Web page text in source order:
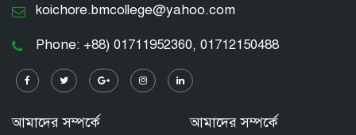
koichore.bmcollege@yahoo.com
Phone: +88) 01711952360, 01712150488
আমাদের সম্পর্কে আমাদের সম্পর্কে